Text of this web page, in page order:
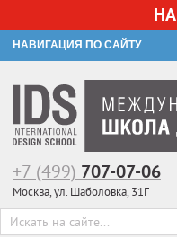
НАВИГАЦИЯ ПО САЙТУ
+7 (499) 707-07-06
Москва, ул. Шаболовка, 31Г